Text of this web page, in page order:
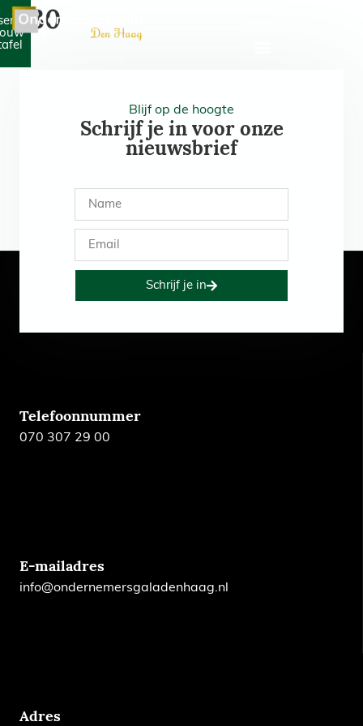
230
Blijf op de hoogte
Schrijf je in voor onze
nieuwsbrief
Schrijf je in
Telefoonnummer
070 307 29 00
E-mailadres
info@ondernemersgaladenhaag.nl
Adres